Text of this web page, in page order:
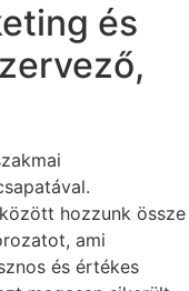
és
hozzunk össze
ami
és értékes